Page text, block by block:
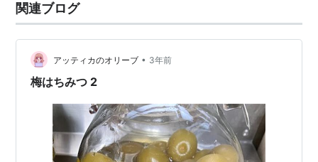
子の郷としても適しており、現在では梅・柚子ともに埼
玉県第一位の生産量を誇っています。 感想 酸味と甘みの
関連ブログ
アッティカのオリーブ • 3年前
梅はちみつ 2